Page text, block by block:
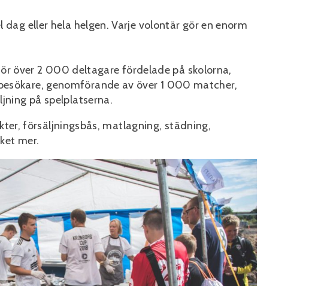
eller hela helgen. Varje volontär gör en enorm
över 2 000 deltagare fördelade på skolorna,
genomförande av över 1 000 matcher,
på spelplatserna.
försäljningsbås, matlagning, städning,
mer.